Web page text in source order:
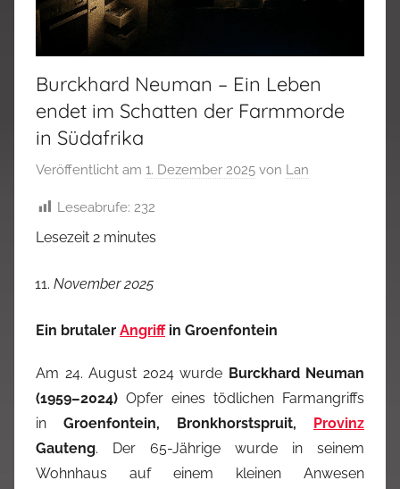
Burckhard Neuman – Ein Leben
endet im Schatten der Farmmorde
in Südafrika
Veröffentlicht am 1. Dezember 2025 von Lan
Leseabrufe: 232
Lesezeit 2 minutes
November 2025
Ein brutaler Angriffin Groenfontein
Am 24. August 2024 wurde Burckhard Neuman
(1959–2024) Opfer eines tödlichen Farmangriffs
in Groenfontein, Bronkhorstspruit,
Provinz
Gauteng. Der 65-Jährige wurde in seinem
Wohnhaus auf einem kleinen Anwesen